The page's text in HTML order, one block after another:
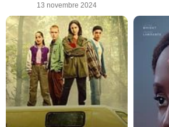
13 novembre 2024